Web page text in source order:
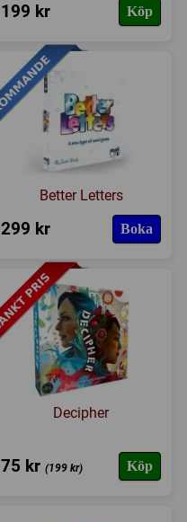
199 kr Köp
Better Letters
299 kr Boka
Decipher
75 kr(199 kr) Köp